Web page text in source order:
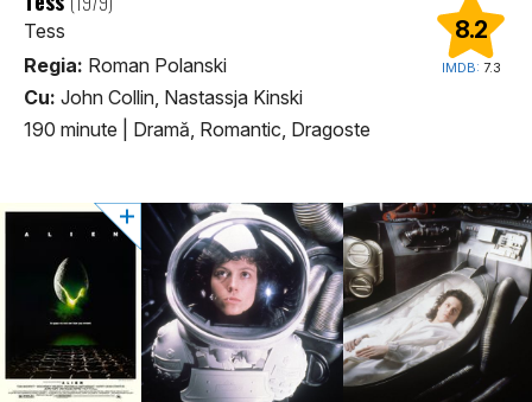
8.2
IMDB: 7.3
Tess
Regia: Roman Polanski
Cu: John Collin, Nastassja Kinski
190 minute
Dramă, Romantic, Dragoste